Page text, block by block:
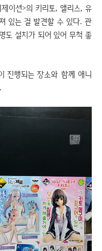
이션>의 키리토, 앨리스, 유
있는 걸 발견할 수 있다. 관
도 설치가 되어 있어 무척 좋
진행되는 장소와 함께 애니